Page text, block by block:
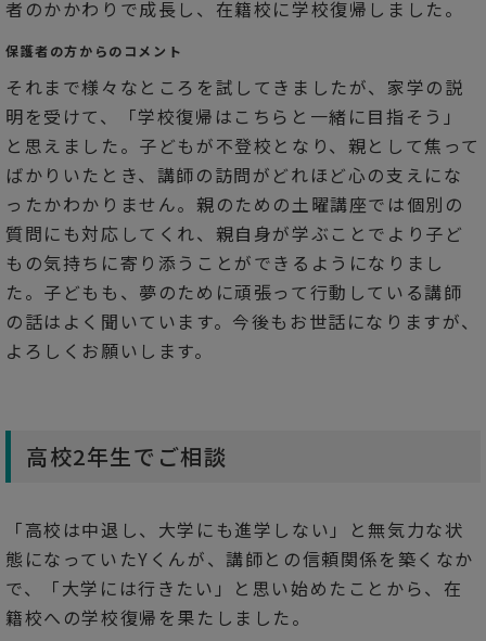
者のかかわりで成長し、在籍校に学校復帰しました。
保護者の方からのコメント
それまで様々なところを試してきましたが、家学の説
明を受けて、「学校復帰はこちらと一緒に目指そう」
と思えました。子どもが不登校となり、親として焦って
ばかりいたとき、講師の訪問がどれほど心の支えにな
ったかわかりません。親のための土曜講座では個別の
質問にも対応してくれ、親自身が学ぶことでより子ど
もの気持ちに寄り添うことができるようになりまし
た。子どもも、夢のために頑張って行動している講師
の話はよく聞いています。今後もお世話になりますが、
よろしくお願いします。
高校2年生でご相談
「高校は中退し、大学にも進学しない」と無気力な状
態になっていたYくんが、講師との信頼関係を築くなか
で、「大学には行きたい」と思い始めたことから、在
籍校への学校復帰を果たしました。